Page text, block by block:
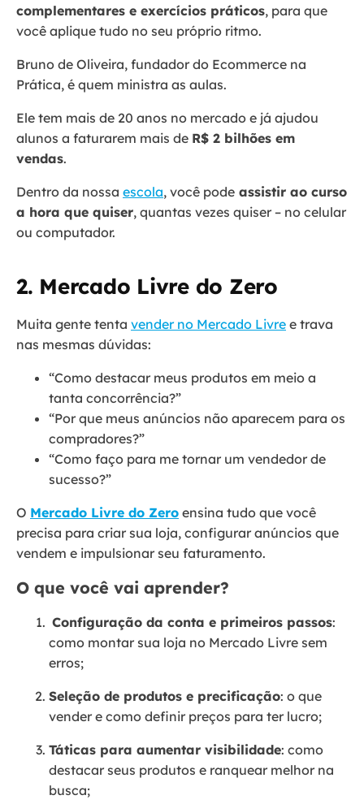
complementares e exercícios práticos, para que
você aplique tudo no seu próprio ritmo.
Bruno de Oliveira, fundador do Ecommerce na
Prática, é quem ministra as aulas.
Ele tem mais de 20 anos no mercado e já ajudou
alunos a faturarem mais de R$ 2 bilhões em
vendas.
Dentro da nossa escola, você pode assistir ao curso
a hora que quiser, quantas vezes quiser – no celular
ou computador.
2. Mercado Livre do Zero
Muita gente tenta vender no Mercado Livre e trava
nas mesmas dúvidas:
“Como destacar meus produtos em meio a
tanta concorrência?”
“Por que meus anúncios não aparecem para os
compradores?”
“Como faço para me tornar um vendedor de
sucesso?”
O Mercado Livre do Zero ensina tudo que você
precisa para criar sua loja, configurar anúncios que
vendem e impulsionar seu faturamento.
O que você vai aprender?
Configuração da conta e primeiros passos:
como montar sua loja no Mercado Livre sem
erros;
Seleção de produtos e precificação: o que
vender e como definir preços para ter lucro;
Táticas para aumentar visibilidade: como
destacar seus produtos e ranquear melhor na
busca;